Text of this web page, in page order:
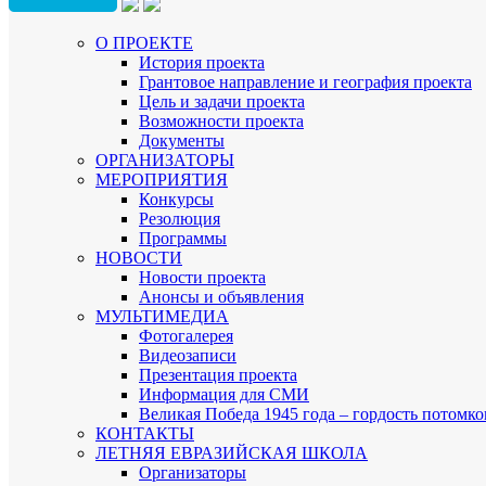
О ПРОЕКТЕ
История проекта
Грантовое направление и география проекта
Цель и задачи проекта
Возможности проекта
Документы
ОРГАНИЗАТОРЫ
МЕРОПРИЯТИЯ
Конкурсы
Резолюция
Программы
НОВОСТИ
Новости проекта
Анонсы и объявления
МУЛЬТИМЕДИА
Фотогалерея
Видеозаписи
Презентация проекта
Информация для СМИ
Великая Победа 1945 года – гордость
КОНТАКТЫ
ЛЕТНЯЯ ЕВРАЗИЙСКАЯ ШКОЛА
Организаторы